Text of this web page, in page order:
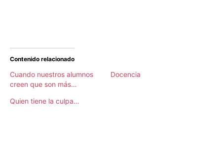
Contenido relacionado
Cuando nuestros alumnos
creen que son más…
Docencia
Quien tiene la culpa…